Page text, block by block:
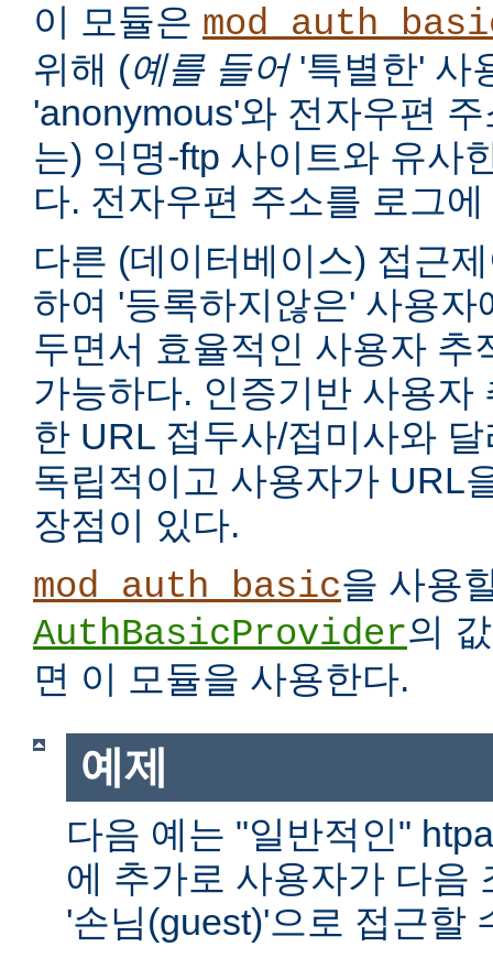
이 모듈은
위해 (예를 들어'특별한' 사
'anonymous'와 전자우편
는) 익명-ftp 사이트와 유사
다. 전자우편 주소를 로그
다른 (데이터베이스) 접근
하여 '등록하지않은' 사용
두면서 효율적인 사용자 추
가능하다. 인증기반 사용자
한 URL 접두사/접미사와
독립적이고 사용자가 URL
장점이 있다.
mod_auth_basic을 사용
AuthBasicProvider의
면 이 모듈을 사용한다.
예제
다음 예는 "일반적인"
에 추가로 사용자가 다음
'손님(guest)'으로 접근할